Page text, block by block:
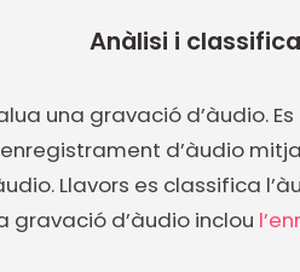
Anàlisi i
una gravació d’àudio.
d’àudio
Llavors es classifica
gravació d’àudio inclou